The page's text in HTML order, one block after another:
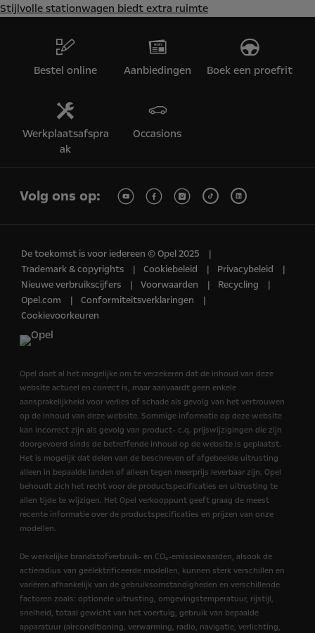
Stijlvolle stationwagen biedt extra ruimte
Bestel online Aanbiedingen Boek een proefrit
Werkplaatsafspra
ak
Occasions
Volg ons op:
De toekomst is voor iedereen © Opel 2025
Trademark & copyrights
Cookiebeleid
Privacybeleid
Nieuwe verbruikscijfers
Voorwaarden
Recycling
Opel.com
Conformiteitsverklaringen
Cookievoorkeuren
Opel doet al het mogelijke om te verzekeren dat de inhoud van deze
website actueel en correct is, maar aanvaardt geen enkele
aansprakelijkheid voor verlies of schade als gevolg van het vertrouwen
op de inhoud van deze website. Sommige informatie op deze website
kan incorrect zijn als gevolg van product- c.q. prijswijzigingen die zijn
doorgevoerd sinds de betreffende inhoud op de website is geplaatst.
Het is mogelijk dat delen van de beschreven of afgebeelde uitrusting
alleen in bepaalde landen of alleen tegen meerprijs leverbaar zijn. Opel
behoudt zich het recht voor de productspecificaties en uitrusting te
allen tijde te wijzigen. Het Opel verkooppunt geeft graag de meest
recente informatie over de productspecificaties en prijzen van onze
modellen.
De werkelijke brandstofverbruik- en CO₂-emissiewaarden, alsook de
actieradius van geëlektrificeerde modellen, kunnen sterk verschillen en
variëren afhankelijk van de gebruiksomstandigheden en verschillende
factoren zoals: optionele uitrusting, omgevingstemperatuur, rijstijl,
snelheid, totaal gewicht van het voertuig, gebruik van bepaalde
apparatuur (airconditioning, verwarming, radio, navigatie, verlichting,